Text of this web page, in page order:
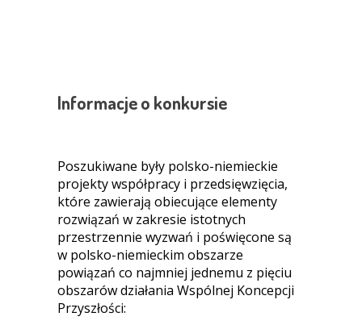
Informacje o konkursie
Poszukiwane były polsko-niemieckie
projekty współpracy i przedsięwzięcia,
które zawierają obiecujące elementy
rozwiązań w zakresie istotnych
przestrzennie wyzwań i poświęcone są
w polsko-niemieckim obszarze
powiązań co najmniej jednemu z pięciu
obszarów działania Wspólnej Koncepcji
Przyszłości: